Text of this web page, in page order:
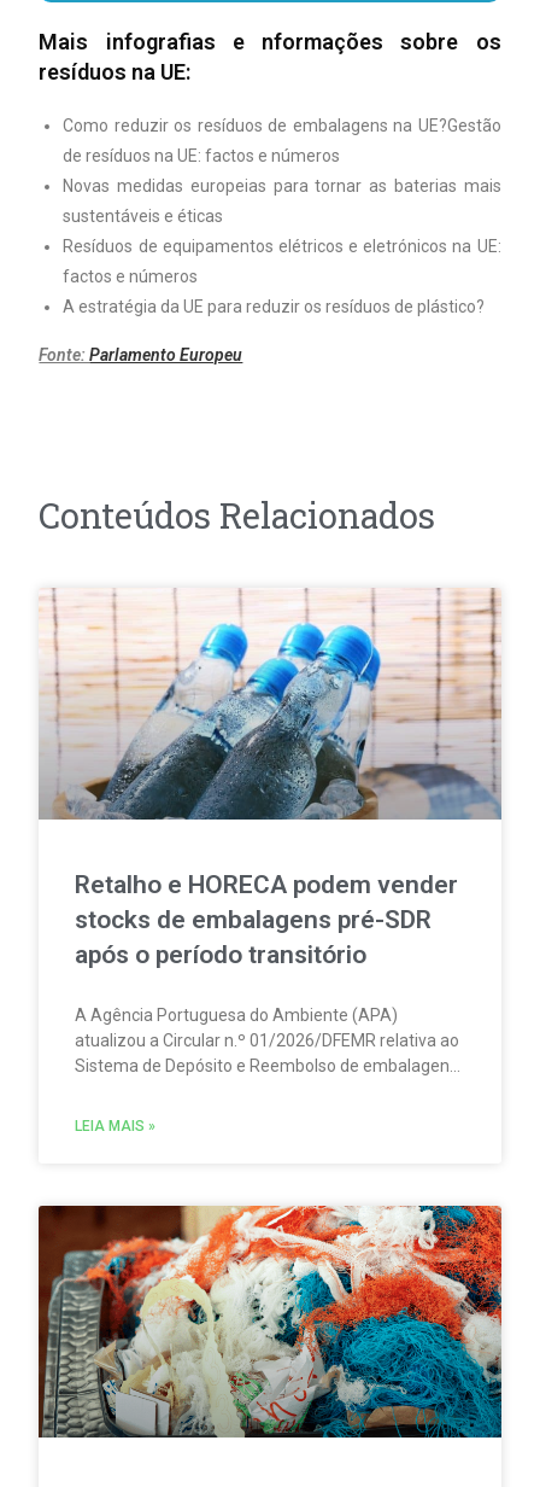
Mais infografias e nformações sobre os
resíduos na UE:
Como reduzir os resíduos de embalagens na UE?Gestão
de resíduos na UE: factos e números
Novas medidas europeias para tornar as baterias mais
sustentáveis ​​e éticas
Resíduos de equipamentos elétricos e eletrónicos na UE:
factos e números
A estratégia da UE para reduzir os resíduos de plástico?
Fonte:Parlamento Europeu
Conteúdos Relacionados
Retalho e HORECA podem vender
stocks de embalagens pré-SDR
após o período transitório
A Agência Portuguesa do Ambiente (APA)
atualizou a Circular n.º 01/2026/DFEMR relativa ao
Sistema de Depósito e Reembolso de embalagens
traz um esclarecimento relevante para
LEIA MAIS »